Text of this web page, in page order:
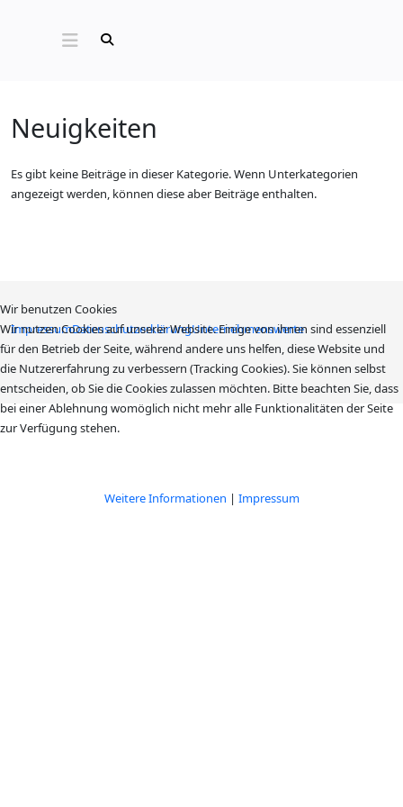
Neuigkeiten
Es gibt keine Beiträge in dieser Kategorie. Wenn Unterkategorien
angezeigt werden, können diese aber Beiträge enthalten.
ImpressumDatenschutzerklärungUnternehmenswerte
Wir benutzen Cookies
Wir nutzen Cookies auf unserer Website. Einige von ihnen sind essenziell
für den Betrieb der Seite, während andere uns helfen, diese Website und
die Nutzererfahrung zu verbessern (Tracking Cookies). Sie können selbst
entscheiden, ob Sie die Cookies zulassen möchten. Bitte beachten Sie, dass
bei einer Ablehnung womöglich nicht mehr alle Funktionalitäten der Seite
zur Verfügung stehen.
Weitere Informationen | Impressum